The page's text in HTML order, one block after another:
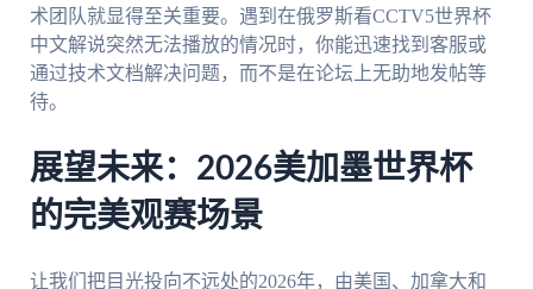
术团队就显得至关重要。遇到在俄罗斯看CCTV5世界杯
中文解说突然无法播放的情况时，你能迅速找到客服或
通过技术文档解决问题，而不是在论坛上无助地发帖等
待。
展望未来：2026美加墨世界杯
的完美观赛场景
让我们把目光投向不远处的2026年，由美国、加拿大和